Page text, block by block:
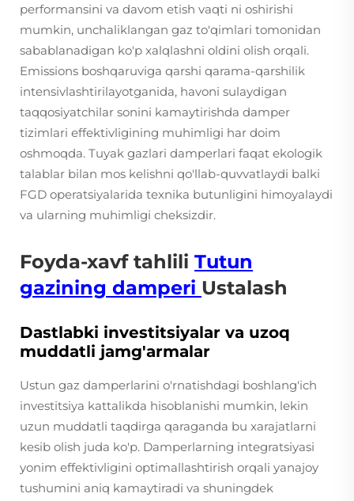
performansini va davom etish vaqti ni oshirishi
mumkin, unchaliklangan gaz to'qimlari tomonidan
sabablanadigan ko'p xalqlashni oldini olish orqali.
Emissions boshqaruviga qarshi qarama-qarshilik
intensivlashtirilayotganida, havoni sulaydigan
taqqosiyatchilar sonini kamaytirishda damper
tizimlari effektivligining muhimligi har doim
oshmoqda. Tuyak gazlari damperlari faqat ekologik
talablar bilan mos kelishni qo'llab-quvvatlaydi balki
FGD operatsiyalarida texnika butunligini himoyalaydi
va ularning muhimligi cheksizdir.
Foyda-xavf tahlili Tutun
gazining damperi Ustalash
Dastlabki investitsiyalar va uzoq
muddatli jamg'armalar
Ustun gaz damperlarini o'rnatishdagi boshlang'ich
investitsiya kattalikda hisoblanishi mumkin, lekin
uzun muddatli taqdirga qaraganda bu xarajatlarni
kesib olish juda ko'p. Damperlarning integratsiyasi
yonim effektivligini optimallashtirish orqali yanajoy
tushumini aniq kamaytiradi va shuningdek